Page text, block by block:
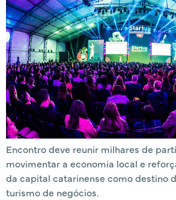
Encontro deve reunir milhares de
movimentar a economia local e
da capital catarinense como destino
turismo de negócios.